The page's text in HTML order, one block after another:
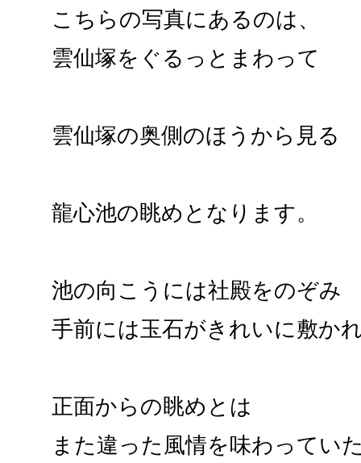
こちらの写真にあるのは、
雲仙塚をぐるっとまわって
雲仙塚の奥側のほうから見る
龍心池の眺めとなります。
池の向こうには社殿をのぞみ
手前には玉石がきれいに敷か
正面からの眺めとは
また違った風情を味わってい